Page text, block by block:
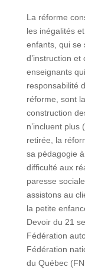
La réforme
les inégalités
enfants, qui se
d’instruction
enseignants
responsabilité
réforme, sont
construction
n’incluent plus
retirée, la
sa pédagogie
difficulté aux
paresse
assistons au
la petite
Devoir du 21
Fédération
Fédération
du Québec